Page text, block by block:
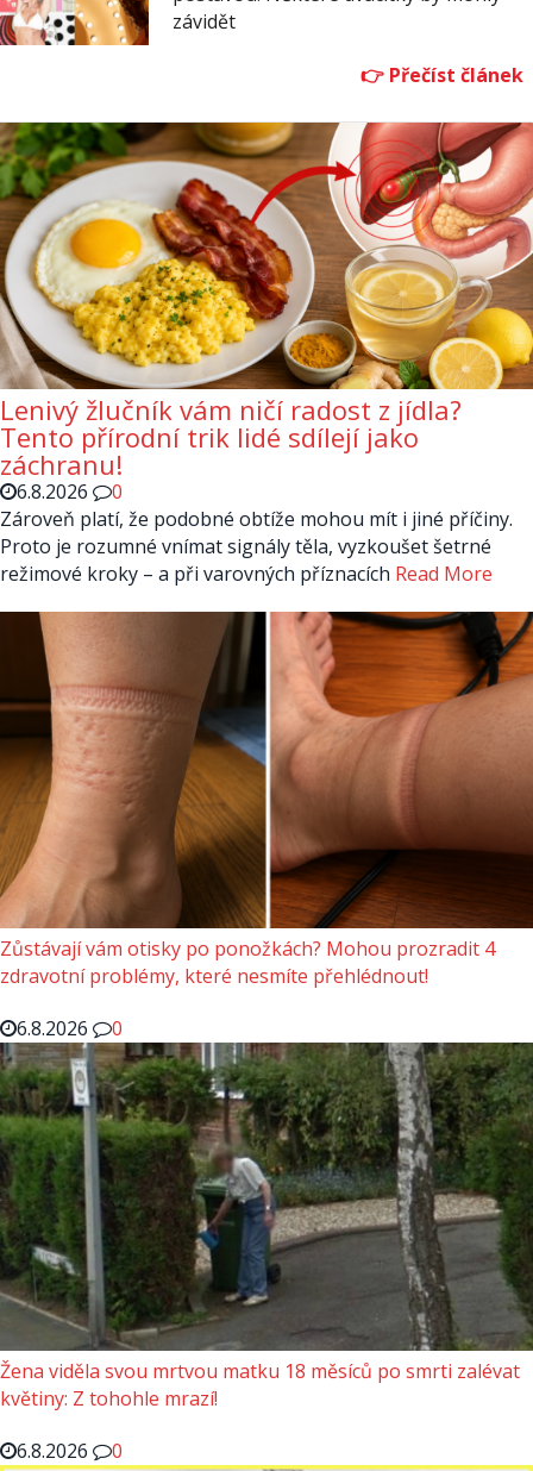
závidět
Lenivý žlučník vám ničí radost z jídla?
Tento přírodní trik lidé sdílejí jako
záchranu!
6.8.2026
0
Zároveň platí, že podobné obtíže mohou mít i jiné příčiny.
Proto je rozumné vnímat signály těla, vyzkoušet šetrné
režimové kroky – a při varovných příznacích Read More
Zůstávají vám otisky po ponožkách? Mohou prozradit 4
zdravotní problémy, které nesmíte přehlédnout!
6.8.2026
0
Žena viděla svou mrtvou matku 18 měsíců po smrti zalévat
květiny: Z tohohle mrazí!
6.8.2026
0